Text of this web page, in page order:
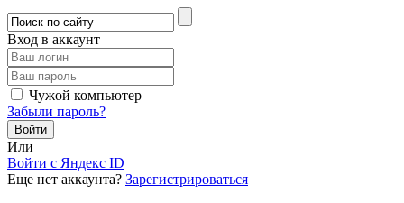
Вход в аккаунт
Чужой компьютер
Забыли пароль?
Или
Войти c Яндекс ID
Еще нет аккаунта? Зарегистрироваться